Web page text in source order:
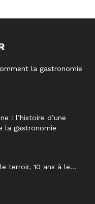
la gastronomie
: l’histoire d’une
la gastronomie
terroir, 10 ans à le...